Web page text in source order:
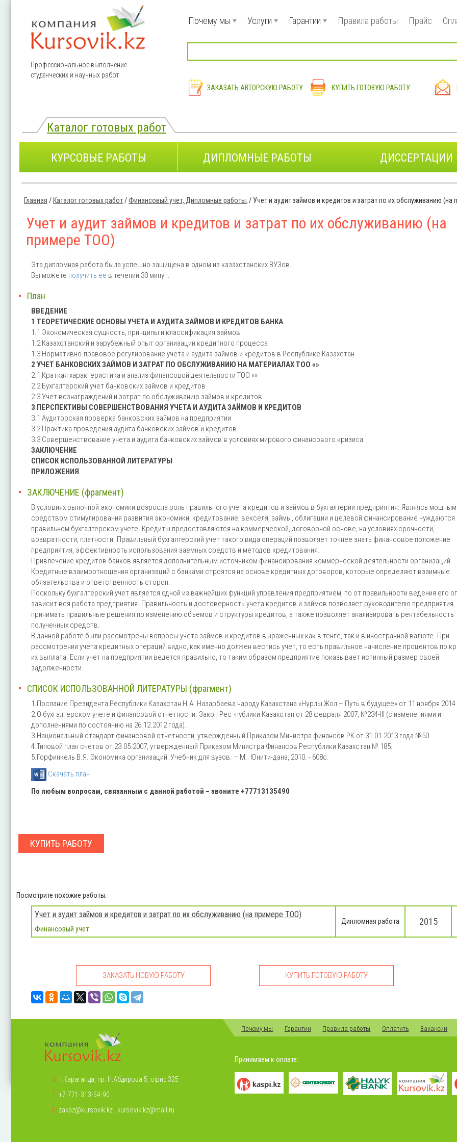
Профессиональное выполнение
студенческих и научных работ
Почему мы Услуги Гарантии Правила работы Прайс
ЗАКАЗАТЬ АВТОРСКУЮ РАБОТУ КУПИТЬ ГОТОВУЮ РАБОТУ
Каталог готовых работ
КУРСОВЫЕ РАБОТЫ ДИПЛОМНЫЕ РАБОТЫ ДИССЕРТАЦИИ
Главная / Каталог готовых работ/Финансовый учет, Дипломные работы: / Учет и аудит займов и кредитов и затрат по их обслуживанию (на
Учет и аудит займов и кредитов и затрат по их обслуживанию (на
примере ТОО)
Эта дипломная работа была успешно защищена в одном из казахстанских ВУЗов.
Вы можете получить ее в течении 30 минут.
План
ВВЕДЕНИЕ
1 ТЕОРЕТИЧЕСКИЕ ОСНОВЫ УЧЕТА И АУДИТА ЗАЙМОВ И КРЕДИТОВ БАНКА
1.1 Экономическая сущность, принципы и классификация займов
1.2 Казахстанский и зарубежный опыт организации кредитного процесса
1.3 Нормативно-правовое регулирование учета и аудита займов и кредитов в Республике Казахстан
2 УЧЕТ БАНКОВСКИХ ЗАЙМОВ И ЗАТРАТ ПО ОБСЛУЖИВАНИЮ НА МАТЕРИАЛАХ ТОО «»
2.1 Краткая характеристика и анализ финансовой деятельности ТОО «»
2.2 Бухгалтерский учет банковских займов и кредитов
2.3 Учет вознаграждений и затрат по обслуживанию займов и кредитов
3 ПЕРСПЕКТИВЫ СОВЕРШЕНСТВОВАНИЯ УЧЕТА И АУДИТА ЗАЙМОВ И КРЕДИТОВ
3.1 Аудиторская проверка банковских займов на предприятии
3.2 Практика проведения аудита банковских займов и кредитов
3.3 Совершенствование учета и аудита банковских займов в условиях мирового финансового кризиса
ЗАКЛЮЧЕНИЕ
СПИСОК ИСПОЛЬЗОВАННОЙ ЛИТЕРАТУРЫ
ПРИЛОЖЕНИЯ
ЗАКЛЮЧЕНИЕ (фрагмент)
В условиях рыночной экономики возросла роль правильного учета кредитов и займов в бухгалтерии предприятия. Являясь мощным
средством стимулирования развития экономики, кредитование, векселя, займы, облигации и целевой финансирование нуждаются
правильном бухгалтерском учете. Кредиты предоставляются на коммерческой, договорной основе, на условиях срочности,
возвратности, платности. Правильный бухгалтерский учет такого вида операций позволяет точнее знать финансовое положение
предприятия, эффективность использования заемных средств и методов кредитования.
Привлечение кредитов банков является дополнительным источником финансирования коммерческой деятельности организаций.
Кредитные взаимоотношения организаций с банками строятся на основе кредитных договоров, которые определяют взаимные
обязательства и ответственность сторон.
Поскольку бухгалтерский учет является одной из важнейших функций управления предприятием, то от правильности ведения его
зависит вся работа предприятия. Правильность и достоверность учета кредитов и займов позволяет руководителю предприятия
принимать правильные решения по изменению объемов и структуры кредитов, а также позволяет анализировать рентабельность
полученных средств.
В данной работе были рассмотрены вопросы учета займов и кредитов выраженных как в тенге, так и в иностранной валюте. При
рассмотрении учета кредитных операций видно, как именно должен вестись учет, то есть правильное начисление процентов по
их выплата. Если учет на предприятии ведется правильно, то таким образом предприятие показывает истинный размер своей
задолженности.
СПИСОК ИСПОЛЬЗОВАННОЙ ЛИТЕРАТУРЫ (фрагмент)
1.Послание Президента Республики Казахстан Н.А. Назарбаева народу Казахстана «Нұрлы Жол – Путь в будущее» от 11 ноября 2014
2.О бухгалтерском учете и финансовой отчетности. Закон Рес¬публики Казахстан от 28 февраля 2007, №234-III (с изменениями и
дополнениями по состоянию на 26.12.2012 года).
3.Национальный стандарт финансовой отчетности, утвержденный Приказом Министра финансов РК от 31.01.2013 года №50
4.Типовой план счетов от 23.05.2007, утвержденный Приказом Министра Финансов Республики Казахстан № 185.
5.Горфинкель В.Я. Экономика организаций: Учебник для вузов. – М.: Юнити-дана, 2010. - 608с.
Скачать план
По любым вопросам, связанным с данной работой – звоните +77713135490
КУПИТЬ РАБОТУ
Посмотрите похожие работы:
Учет и аудит займов и кредитов и затрат по их обслуживанию (на примере ТОО)
Финансовый учет
Дипломная работа 2015
ЗАКАЗАТЬ НОВУЮ РАБОТУ КУПИТЬ ГОТОВУЮ РАБОТУ
А: г.Караганда, пр. Н.Абдирова 5, офис 325
Т: +7-771-313-54-90
Е: zakaz@kursovik.kz, kursovik.kz@mail.ru
Почему мы Гарантии Правила работы Оплатить Вакансии
Принимаем к оплате: